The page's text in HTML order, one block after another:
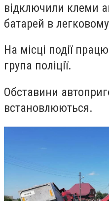
відключили клеми
батарей в
На місці події
група поліції.
Обставини
встановлюються.